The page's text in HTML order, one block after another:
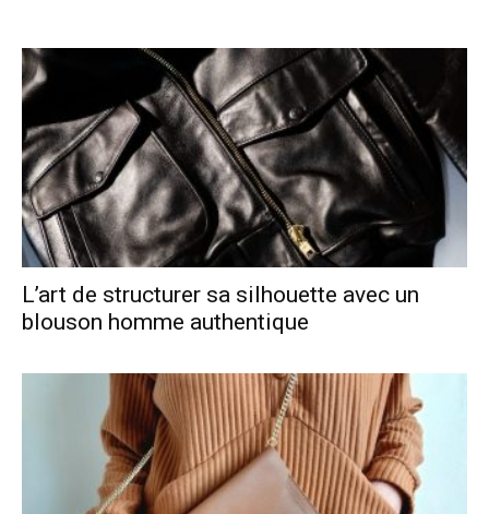
L’art de structurer sa silhouette avec un
blouson homme authentique